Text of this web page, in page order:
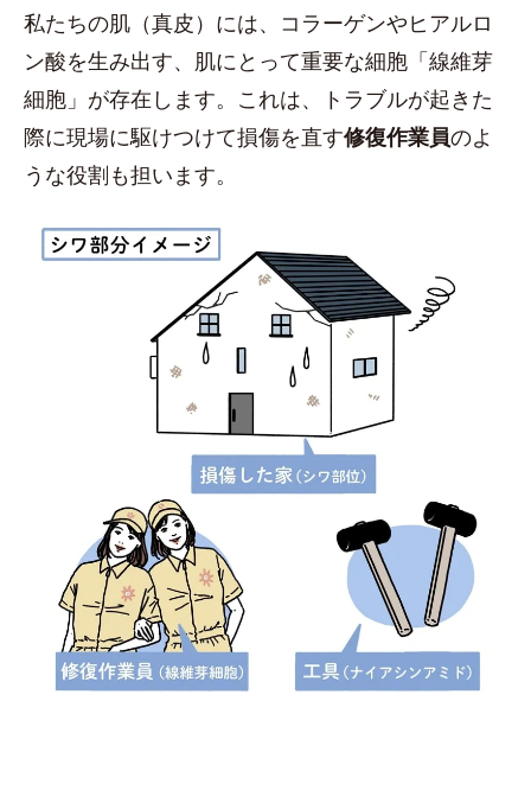
私たちの肌（真皮）には、コラーゲンやヒアルロ
ン酸を生み出す、肌にとって重要な細胞「線維芽
細胞」が存在します。これは、トラブルが起きた
際に現場に駆けつけて損傷を直す修復作業員のよ
うな役割も担います。